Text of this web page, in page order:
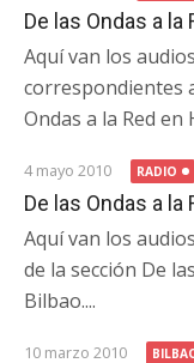
De las Ondas a la
Aquí van los
correspondientes
Ondas a la Red en
4 mayo 2010 RADIO
De las Ondas a
Aquí van los
de la sección De
Bilbao....
10 marzo 2010